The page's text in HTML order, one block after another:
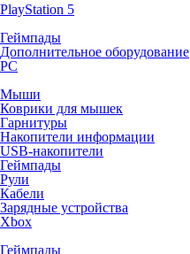
PlayStation 5
Геймпады
Дополнительное оборудование
PC
Мыши
Коврики для мышек
Гарнитуры
Накопители информации
USB-накопители
Геймпады
Рули
Кабели
Зарядные устройства
Xbox
Геймпады